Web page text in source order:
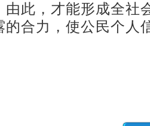
由此，才能形成全社
的合力，使公民个人